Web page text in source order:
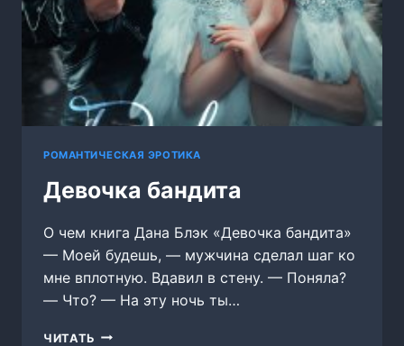
РОМАНТИЧЕСКАЯ ЭРОТИКА
Девочка бандита
О чем книга Дана Блэк «Девочка бандита»
— Моей будешь, — мужчина сделал шаг ко
мне вплотную. Вдавил в стену. — Поняла?
— Что? — На эту ночь ты…
ЧИТАТЬ ДЕВОЧКА